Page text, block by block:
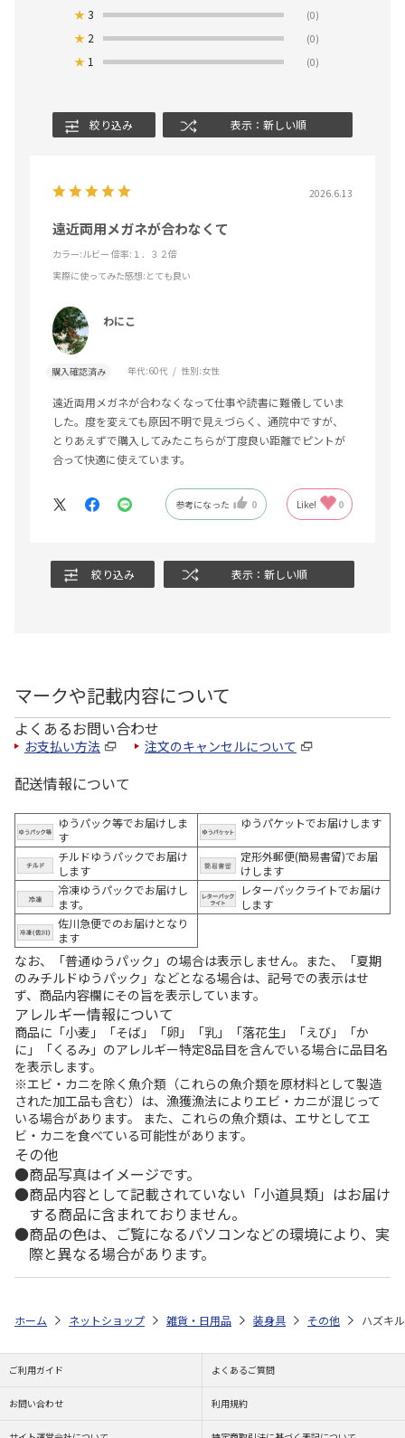
★3 (0)
★ 2 (0)
★ 1 (0)
絞り込み 表示：新しい順
2026.6.13
遠近両用メガネが合わなくて
カラー:ルビー 倍率:１．３２倍
実際に使ってみた感想:とても良い
わにこ
購入確認済み 年代:60代 性別:女性
遠近両用メガネが合わなくなって仕事や読書に難儀していま
した。度を変えても原因不明で見えづらく、通院中ですが、
とりあえずで購入してみたこちらが丁度良い距離でピントが
合って快適に使えています。
参考になった 0 Like! 0
絞り込み 表示：新しい順
マークや記載内容について
よくあるお問い合わせ
お支払い方法 注文のキャンセルについて
配送情報について
ゆうパック等でお届けしま
す
ゆうパケットでお届けします
チルドゆうパックでお届け
します
定形外郵便(簡易書留)でお届
けします
冷凍ゆうパックでお届けし
ます。
レターパックライトでお届け
します
佐川急便でのお届けとなり
ます
なお、「普通ゆうパック」の場合は表示しません。また、「夏期
のみチルドゆうパック」などとなる場合は、記号での表示はせ
ず、商品内容欄にその旨を表示しています。
アレルギー情報について
商品に「小麦」「そば」「卵」「乳」「落花生」「えび」「か
に」「くるみ」のアレルギー特定8品目を含んでいる場合に品目名
を表示します。
※エビ・カニを除く魚介類（これらの魚介類を原材料として製造
された加工品も含む）は、漁獲漁法によりエビ・カニが混じって
いる場合があります。 また、これらの魚介類は、エサとしてエ
ビ・カニを食べている可能性があります。
その他
商品写真はイメージです。
商品内容として記載されていない「小道具類」はお届け
する商品に含まれておりません。
商品の色は、ご覧になるパソコンなどの環境により、実
際と異なる場合があります。
ホーム ネットショップ 雑貨・日用品 装身具 その他 ハズキ
ご利用ガイド よくあるご質問
お問い合わせ 利用規約